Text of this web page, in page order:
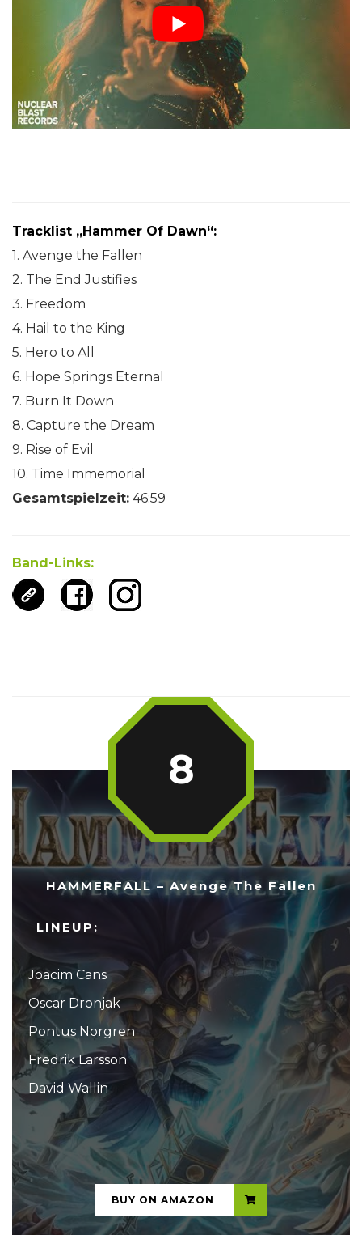
Tracklist „Hammer Of Dawn“:
1. Avenge the Fallen
2. The End Justifies
3. Freedom
4. Hail to the King
5. Hero to All
6. Hope Springs Eternal
7. Burn It Down
8. Capture the Dream
9. Rise of Evil
10. Time Immemorial
Gesamtspielzeit: 46:59
Band-Links:
HAMMERFALL – Avenge The Fallen
LINEUP:
Joacim Cans
Oscar Dronjak
Pontus Norgren
Fredrik Larsson
David Wallin
8
...
BUY ON AMAZON